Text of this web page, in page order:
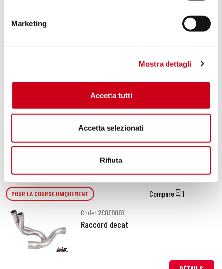
Marketing
Mostra dettagli
Accetta tutti
Accetta selezionati
Rifiuta
Code:2C000002
Échappement SC1-R carbone
POUR LA COURSE UNIQUEMENT Compare
Code: 2C000001
Raccord decat